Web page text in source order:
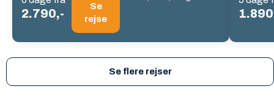
2.790,-
Se
rejse
Se flere rejser